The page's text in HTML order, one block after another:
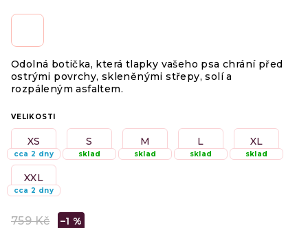
Odolná botička, která tlapky vašeho psa chrání před
ostrými povrchy, skleněnými střepy, solí a
rozpáleným asfaltem.
VELIKOSTI
XS
cca 2 dny
S
sklad
M
sklad
L
sklad
XL
sklad
XXL
cca 2 dny
759 Kč –1 %